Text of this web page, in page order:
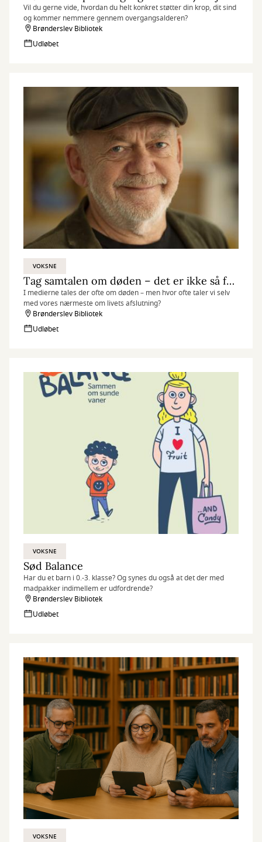
Vil du gerne vide, hvordan du helt konkret støtter din krop, dit sind
og kommer nemmere gennem overgangsalderen?
Brønderslev Bibliotek
Udløbet
VOKSNE
Tag samtalen om døden – det er ikke så farligt…
I medierne tales der ofte om døden – men hvor ofte taler vi selv
med vores nærmeste om livets afslutning?
Brønderslev Bibliotek
Udløbet
VOKSNE
Sød Balance
Har du et barn i 0.-3. klasse? Og synes du også at det der med
madpakker indimellem er udfordrende?
Brønderslev Bibliotek
Udløbet
VOKSNE